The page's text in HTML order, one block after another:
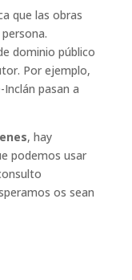
que las obras
dominio público
Por ejemplo,
pasan a
, hay
podemos usar
os sean